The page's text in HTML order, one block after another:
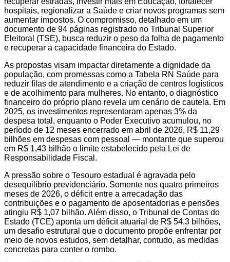
hospitais, regionalizar a Saúde e criar novos programas sem
aumentar impostos. O compromisso, detalhado em um
documento de 94 páginas registrado no Tribunal Superior
Eleitoral (TSE), busca reduzir o peso da folha de pagamento
e recuperar a capacidade financeira do Estado.
As propostas visam impactar diretamente a dignidade da
população, com promessas como a Tabela RN Saúde para
reduzir filas de atendimento e a criação de centros logísticos
e de acolhimento para mulheres. No entanto, o diagnóstico
financeiro do próprio plano revela um cenário de cautela. Em
2025, os investimentos representaram apenas 3% da
despesa total, enquanto o Poder Executivo acumulou, no
período de 12 meses encerrado em abril de 2026, R$ 11,29
bilhões em despesas com pessoal — montante que superou
em R$ 1,43 bilhão o limite estabelecido pela Lei de
Responsabilidade Fiscal.
A pressão sobre o Tesouro estadual é agravada pelo
desequilíbrio previdenciário. Somente nos quatro primeiros
meses de 2026, o déficit entre a arrecadação das
contribuições e o pagamento de aposentadorias e pensões
atingiu R$ 1,07 bilhão. Além disso, o Tribunal de Contas do
Estado (TCE) aponta um déficit atuarial de R$ 54,3 bilhões,
um desafio estrutural que o documento propõe enfrentar por
meio de novos estudos, sem detalhar, contudo, as medidas
concretas para conter o rombo.